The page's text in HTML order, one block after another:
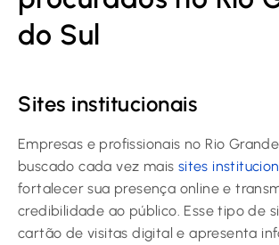
do Sul
Sites institucionais
Empresas e profissionais no Rio
buscado cada vez mais sites
fortalecer sua presença online e
credibilidade ao público. Esse tipo de
cartão de visitas digital e apresenta